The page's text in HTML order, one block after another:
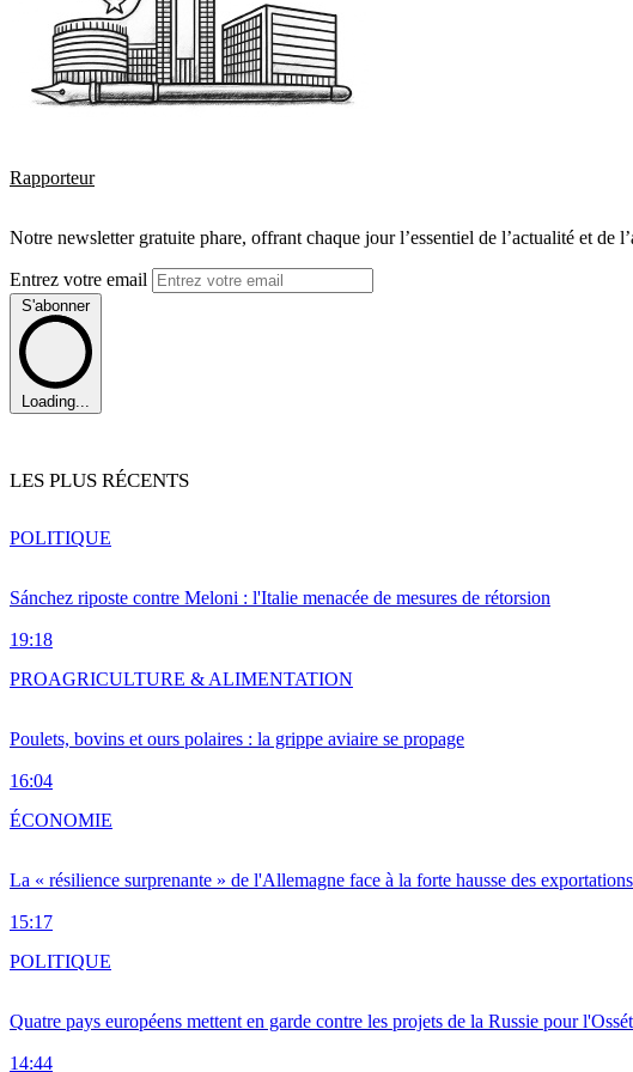
Rapporteur
Notre newsletter gratuite phare, offrant chaque jour l’essentiel de l’actualité et de
Entrez votre email
S'abonner
Loading...
LES PLUS RÉCENTS
Sánchez riposte contre Meloni : l'Italie menacée de mesures de rétorsion
19:18
POLITIQUE
Poulets, bovins et ours polaires : la grippe aviaire se propage
16:04
PROAGRICULTURE & ALIMENTATION
La « résilience surprenante » de l'Allemagne face à la forte hausse des
15:17
ÉCONOMIE
Quatre pays européens mettent en garde contre les projets de la Russie pour
14:44
POLITIQUE